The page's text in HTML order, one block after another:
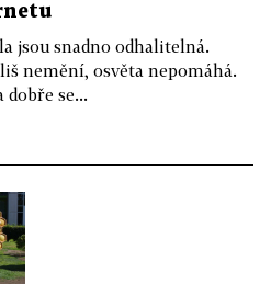
jsou snadno odhalitelná.
nemění, osvěta nepomáhá.
se...